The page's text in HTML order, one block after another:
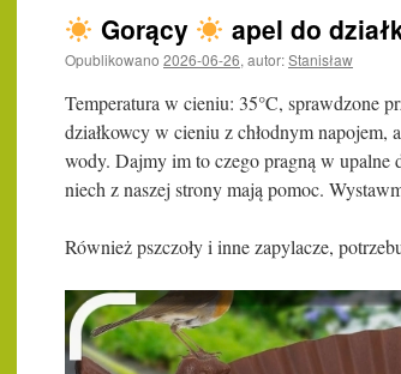
Gorący apel do
Opublikowano 2026-06-26, autor:Stanisław
Temperatura w cieniu: 35°C, sprawdzone
działkowcy w cieniu z chłodnym
wody. Dajmy im to czego pragną w upalne
niech z naszej strony mają pomoc.
Również pszczoły i inne zapylacze,